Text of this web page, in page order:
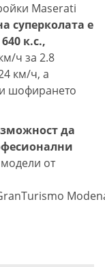
Maserati
суперколата е
к.с.,
ч за 2.8
км/ч, а
шофирането
да
от